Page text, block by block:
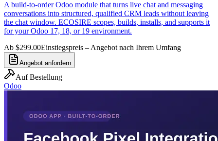
A build-to-order Odoo module that turns live chat and messaging
conversations into structured, qualified CRM leads without leaving
the chat window. ECOSIRE scopes, builds, installs, and supports it
for your Odoo 17, 18, or 19 environment.
Ab $299.00Einstiegspreis – Angebot nach Ihrem Umfang
Angebot anfordern
Auf Bestellung
Odoo